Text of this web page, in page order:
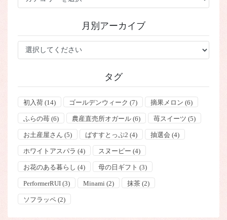
ー
月別アーカイブ
タグ
初入荷(14) ゴールデンウィーク (7) 摘果メロン (6)
ふらの苺(6) 農産直売所オガール(6) 苺スイーツ (5)
お土産屋さん (5) ばすすとっぷ2 (4) 抽選会 (4)
ホワイトアスパラ (4) スヌーピー (4)
お花のある暮らし (4) 母の日ギフト (3)
PerformerRUI(3) Minami (2) 抹茶(2)
ソフラッペ(2)